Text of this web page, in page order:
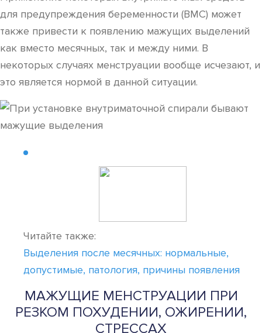
для предупреждения беременности (ВМС) может
также привести к появлению мажущих выделений
как вместо месячных, так и между ними. В
некоторых случаях менструации вообще исчезают, и
это является нормой в данной ситуации.
Читайте также:
Выделения после месячных: нормальные,
допустимые, патология, причины появления
МАЖУЩИЕ МЕНСТРУАЦИИ ПРИ
РЕЗКОМ ПОХУДЕНИИ, ОЖИРЕНИИ,
СТРЕССАХ